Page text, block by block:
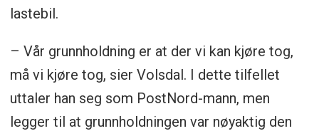
lastebil.
– Vår grunnholdning er at der vi kan kjøre tog,
må vi kjøre tog, sier Volsdal. I dette tilfellet
uttaler han seg som PostNord-mann, men
legger til at grunnholdningen var nøyaktig den